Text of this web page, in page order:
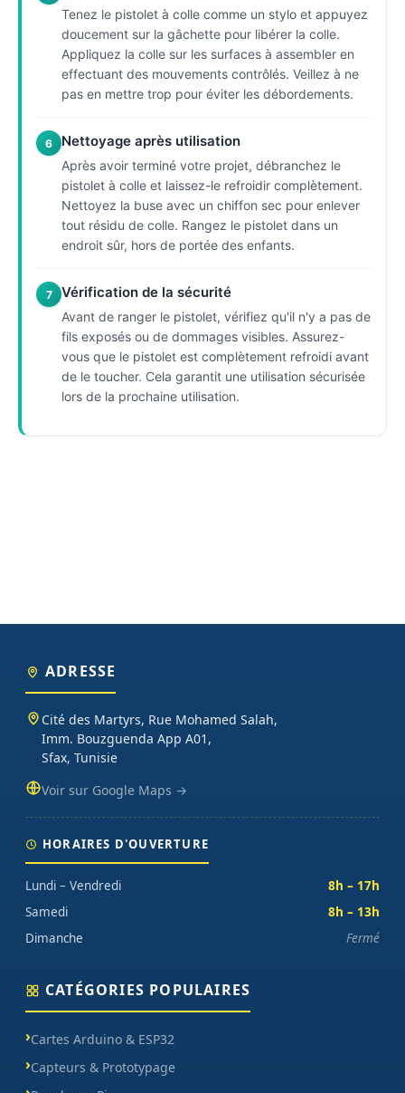
Tenez le pistolet à colle comme un stylo et appuyez
doucement sur la gâchette pour libérer la colle.
Appliquez la colle sur les surfaces à assembler en
effectuant des mouvements contrôlés. Veillez à ne
pas en mettre trop pour éviter les débordements.
6 Nettoyage après utilisation
Après avoir terminé votre projet, débranchez le
pistolet à colle et laissez-le refroidir complètement.
Nettoyez la buse avec un chiffon sec pour enlever
tout résidu de colle. Rangez le pistolet dans un
endroit sûr, hors de portée des enfants.
7 Vérification de la sécurité
Avant de ranger le pistolet, vérifiez qu'il n'y a pas de
fils exposés ou de dommages visibles. Assurez-
vous que le pistolet est complètement refroidi avant
de le toucher. Cela garantit une utilisation sécurisée
lors de la prochaine utilisation.
ADRESSE
Cité des Martyrs, Rue Mohamed Salah,
Imm. Bouzguenda App A01,
Sfax, Tunisie
Voir sur Google Maps →
HORAIRES D'OUVERTURE
Lundi – Vendredi
8h – 17h
Samedi
8h – 13h
Dimanche
Fermé
CATÉGORIES POPULAIRES
Cartes Arduino & ESP32
Capteurs & Prototypage